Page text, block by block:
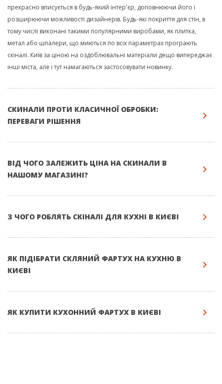
прекрасно вписується в будь-який інтер'єр, доповнюючи його і
розширюючи можливості дизайнерів. Будь-які покриття для стін, в
тому числі виконані такими популярними виробами, як плитка,
метал або шпалери, що миються по всіх параметрах програють
скіналі. Київ за ціною на оздоблювальні матеріали дещо випереджає
інші міста, але і тут намагаються застосовувати новинку.
СКИНАЛИ ПРОТИ КЛАСИЧНОЇ ОБРОБКИ:
ПЕРЕВАГИ РІШЕННЯ
ВІД ЧОГО ЗАЛЕЖИТЬ ЦІНА НА СКИНАЛИ В
НАШОМУ МАГАЗИНІ?
З ЧОГО РОБЛЯТЬ СКІНАЛІ ДЛЯ КУХНІ В КИЄВІ
ЯК ПІДІБРАТИ СКЛЯНИЙ ФАРТУХ НА КУХНЮ В
КИЄВІ
ЯК КУПИТИ КУХОННИЙ ФАРТУХ В КИЄВІ